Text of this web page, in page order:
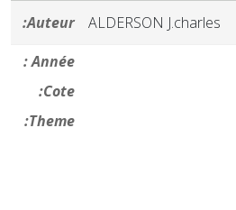
Auteur:
ALDERSON J.charles
Année :
Cote:
Theme: